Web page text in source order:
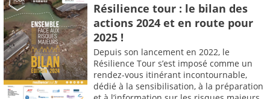
Résilience tour : le bilan des
actions 2024 et en route pour
2025 !
Depuis son lancement en 2022, le
Résilience Tour s’est imposé comme un
rendez-vous itinérant incontournable,
dédié à la sensibilisation, à la préparation